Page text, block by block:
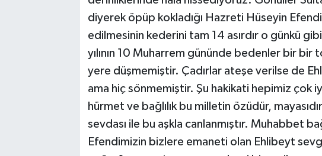
diyerek öpüp kokladığı Hazreti Hüseyin
edilmesinin kederini tam 14 asırdır o günkü
yılının 10 Muharrem gününde bedenler bir
yere düşmemiştir. Çadırlar ateşe verilse de
ama hiç sönmemiştir. Şu hakikati hepimiz çok
hürmet ve bağlılık bu milletin özüdür,
sevdası ile bu aşkla canlanmıştır. Muhabbet
Efendimizin bizlere emaneti olan Ehlibeyt